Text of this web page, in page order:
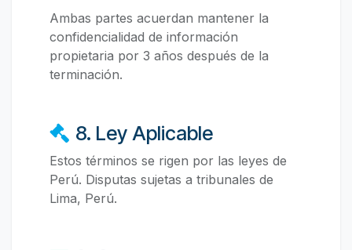
Ambas partes acuerdan mantener la
confidencialidad de información
propietaria por 3 años después de la
terminación.
8. Ley Aplicable
Estos términos se rigen por las leyes de
Perú. Disputas sujetas a tribunales de
Lima, Perú.